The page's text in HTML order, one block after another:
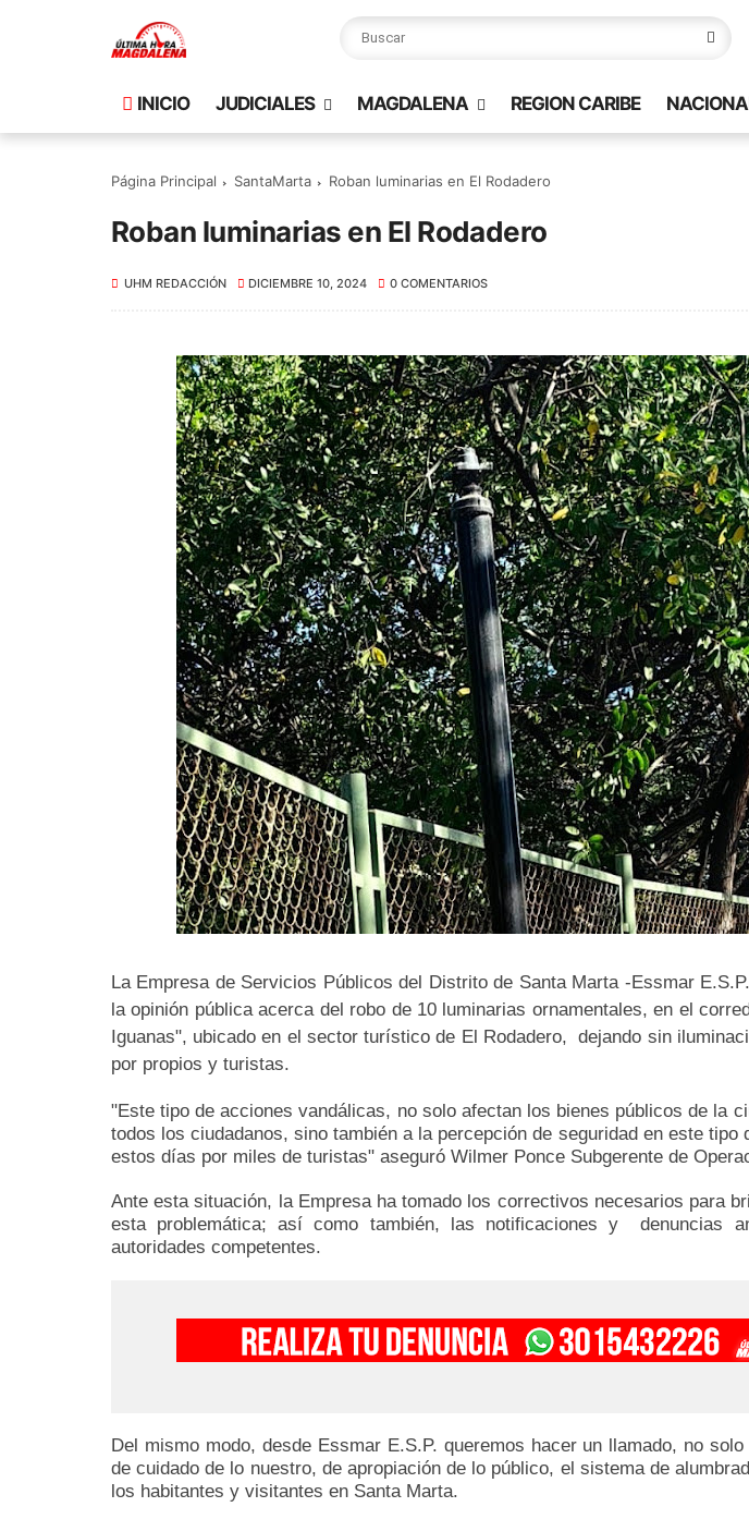
INICIO JUDICIALES MAGDALENA REGION CARIBE
Página Principal SantaMarta Roban luminarias en El Rodadero
Roban luminarias en El Rodadero
UHM REDACCIÓN DICIEMBRE 10, 2024 0 COMENTARIOS
La Empresa de Servicios Públicos del Distrito de Santa Marta -Essmar
la opinión pública acerca del robo de 10 luminarias ornamentales, en el
Iguanas", ubicado en el sector turístico de El Rodadero, dejando sin
por propios y turistas.
"Este tipo de acciones vandálicas, no solo afectan los bienes públicos de la
todos los ciudadanos, sino también a la percepción de seguridad en este tipo
estos días por miles de turistas" aseguró Wilmer Ponce Subgerente de
Ante esta situación, la Empresa ha tomado los correctivos necesarios para
esta problemática; así como también, las notificaciones y denuncias
autoridades competentes.
Del mismo modo, desde Essmar E.S.P. queremos hacer un llamado, no
de cuidado de lo nuestro, de apropiación de lo público, el sistema de
los habitantes y visitantes en Santa Marta.